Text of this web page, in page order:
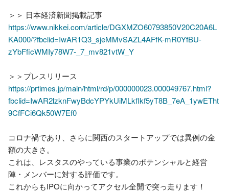
https://www.nikkei.com/article/DGXMZO60793850V20C20A6L
KA000/?fbclid=IwAR1Q3_sjeMMvSAZL4AFfK-mR0YfBU-
zYbFficWMIy78W7-_7_mv821vtW_Y
https://prtimes.jp/main/html/rd/p/000000023.000049767.html?
fbclid=IwAR2lzknFwyBdcYPYkUiMLkflkf5yT8B_7eA_1ywETht
9CfFCi6Qk50W7Ef0
コロナ禍であり、さらに関西のスタートアップでは異例の金
額の大きさ。
これは、レスタスのやっている事業のポテンシャルと経営
陣・メンバーに対する評価です。
これからもIPOに向かってアクセル全開で突っ走ります！